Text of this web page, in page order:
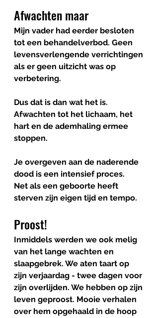
Afwachten maar
Mijn vader had eerder besloten
tot een behandelverbod. Geen
levensverlengende verrichtingen
als er geen uitzicht was op
verbetering.
Dus dat is dan wat het is.
Afwachten tot het lichaam, het
hart en de ademhaling ermee
stoppen.
Je overgeven aan de naderende
dood is een intensief proces.
Net als een geboorte heeft
sterven zijn eigen tijd en tempo.
Proost!
Inmiddels werden we ook melig
van het lange wachten en
slaapgebrek. We aten taart op
zijn verjaardag - twee dagen voor
zijn overlijden. We hebben op zijn
leven geproost. Mooie verhalen
over hem opgehaald in de hoop